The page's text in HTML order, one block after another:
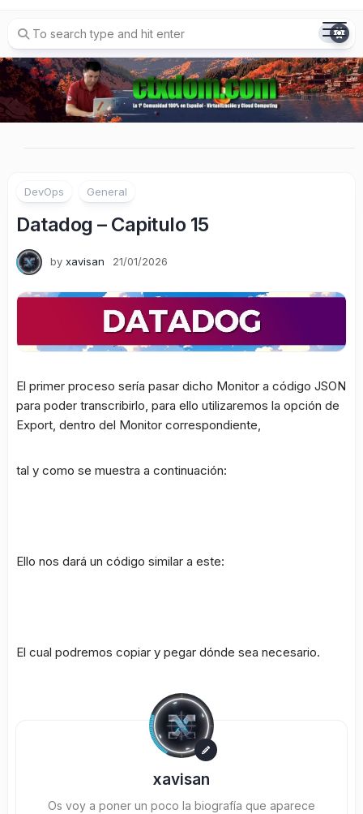
content
DevOps General
Datadog – Capitulo 15
by xavisan 21/01/2026
El primer proceso sería pasar dicho Monitor a código JSON
para poder transcribirlo, para ello utilizaremos la opción de
Export, dentro del Monitor correspondiente,
tal y como se muestra a continuación:
Ello nos dará un código similar a este:
El cual podremos copiar y pegar dónde sea necesario.
xavisan
Os voy a poner un poco la biografía que aparece